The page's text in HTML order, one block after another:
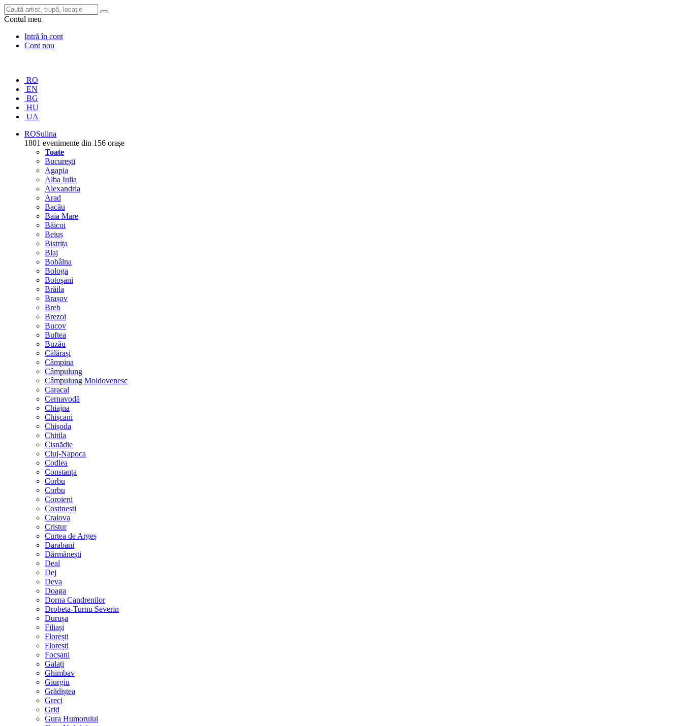
Contul meu
Intră în cont
Cont nou
RO
EN
BG
HU
UA
ROSulina
1801 evenimente din 156 orașe
Toate
București
Agapia
Alba Iulia
Alexandria
Arad
Bacău
Baia Mare
Băicoi
Beiuș
Bistrița
Blaj
Bobâlna
Bologa
Botoșani
Brăila
Brașov
Breb
Brezoi
Bucov
Buftea
Buzău
Călărași
Câmpina
Câmpulung
Câmpulung Moldovenesc
Caracal
Cernavodă
Chiajna
Chișcani
Chișoda
Chitila
Cisnădie
Cluj-Napoca
Codlea
Constanța
Corbu
Corbu
Coroieni
Costinești
Craiova
Cristur
Curtea de Argeș
Darabani
Dărmănești
Deal
Dej
Deva
Doaga
Dorna Candrenilor
Drobeta-Turnu Severin
Durușa
Filiași
Florești
Florești
Focșani
Galați
Ghimbav
Giurgiu
Grădiștea
Greci
Grid
Gura Humorului